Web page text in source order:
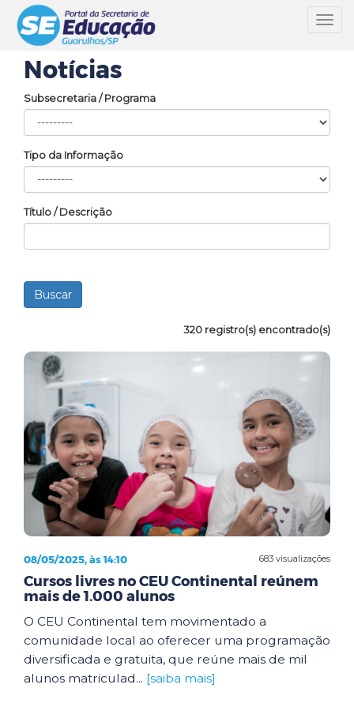
Notícias
Subsecretaria / Programa
Tipo da Informação
Título / Descrição
320 registro(s) encontrado(s)
683 visualizações
08/05/2025, às 14:10
Cursos livres no CEU Continental reúnem
mais de 1.000 alunos
O CEU Continental tem movimentado a
comunidade local ao oferecer uma programação
diversificada e gratuita, que reúne mais de mil
alunos matriculad... [saiba mais]